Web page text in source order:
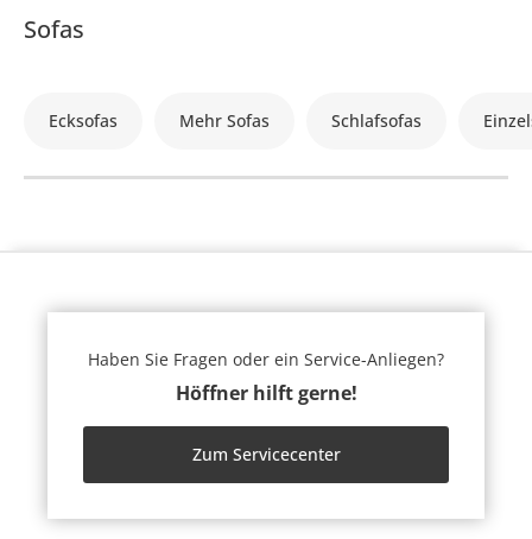
Sofas
Ecksofas Mehr Sofas Schlafsofas
Haben Sie Fragen oder ein Service-Anliegen?
Höffner hilft gerne!
Zum Servicecenter